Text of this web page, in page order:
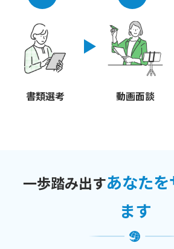
書類選考 動画面談
一歩踏み出すあなた
ます